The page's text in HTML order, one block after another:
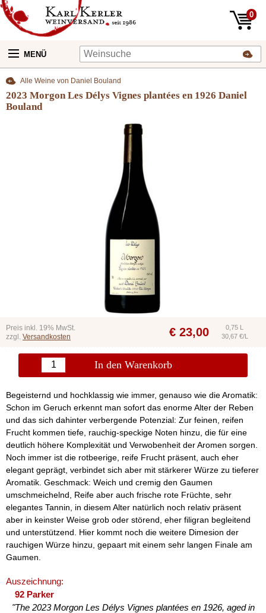
0
MENÜ
Alle Weine von Daniel Bouland
2023 Morgon Les Délys Vignes plantées en 1926 Daniel
Bouland
Preis inkl. 19% MwSt.
zzgl. Versandkosten € 23,00
0,75 L
30,67 €/L
In den Warenkorb
Begeisternd und hochklassig wie immer, genauso wie die Aromatik:
Schon im Geruch erkennt man sofort das enorme Alter der Reben
und das sich dahinter verbergende Potenzial: Zur feinen, reifen
Frucht kommen tiefe, rauchig-speckige Noten hinzu, die für eine
deutlich höhere Komplexität und Verwobenheit der Aromen sorgen.
Noch immer ist die rotbeerige, reife Frucht präsent, auch eher
elegant geprägt, verbindet sich aber mit stärkerer Würze zu tieferer
Aromatik. Geschmack: Weich und cremig den Gaumen
umschmeichelnd, Reife aber auch frische rote Früchte, sehr
elegantes Tannin, in diesem Alter natürlich noch relativ präsent
aber in keinster Weise grob oder störend, eher filigran begleitend
und unterstützend. Hier kommt noch die weitere Dimesion der
rauchigen Würze hinzu, gepaart mit einem sehr langen Finale am
Gaumen.
Auszeichnung:
92 Parker
"The 2023 Morgon Les Délys Vignes plantées en 1926, aged in